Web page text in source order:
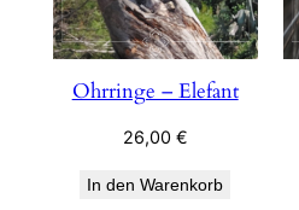
Ohrringe – Elefant
26,00 €
In den Warenkorb